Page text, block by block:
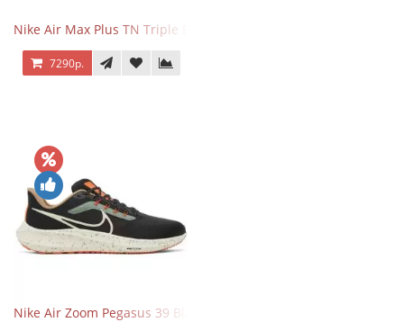
Nike Air Max Plus TN Triple Black
7290р.
Nike Air Zoom Pegasus 39 Black White Orange